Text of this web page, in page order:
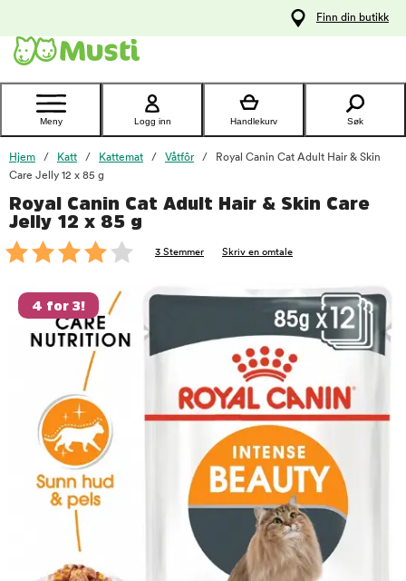
Kontakt
kundeservice
Finn din butikk
Meny Logg inn Handlekurv Søk
Hjem Katt Kattemat Våtfôr
Royal Canin Cat Adult Hair & Skin
Care Jelly 12 x 85 g
Royal Canin Cat Adult Hair & Skin Care
Jelly 12 x 85 g
3 Stemmer Skriv en omtale
4 for 3!
foo